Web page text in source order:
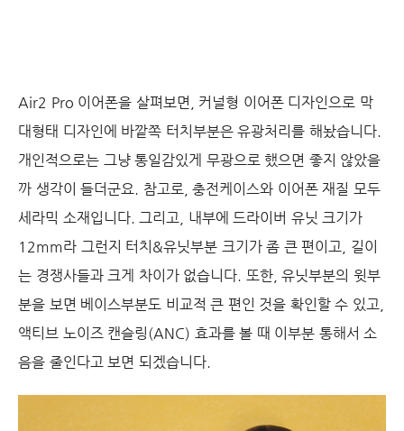
Air2 Pro 이어폰을 살펴보면, 커널형 이어폰 디자인으로 막
대형태 디자인에 바깥쪽 터치부분은 유광처리를 해놨습니다.
개인적으로는 그냥 통일감있게 무광으로 했으면 좋지 않았을
까 생각이 들더군요. 참고로, 충전케이스와 이어폰 재질 모두
세라믹 소재입니다. 그리고, 내부에 드라이버 유닛 크기가
12mm라 그런지 터치&유닛부분 크기가 좀 큰 편이고, 길이
는 경쟁사들과 크게 차이가 없습니다. 또한, 유닛부분의 윗부
분을 보면 베이스부분도 비교적 큰 편인 것을 확인할 수 있고,
액티브 노이즈 캔슬링(ANC) 효과를 볼 때 이부분 통해서 소
음을 줄인다고 보면 되겠습니다.